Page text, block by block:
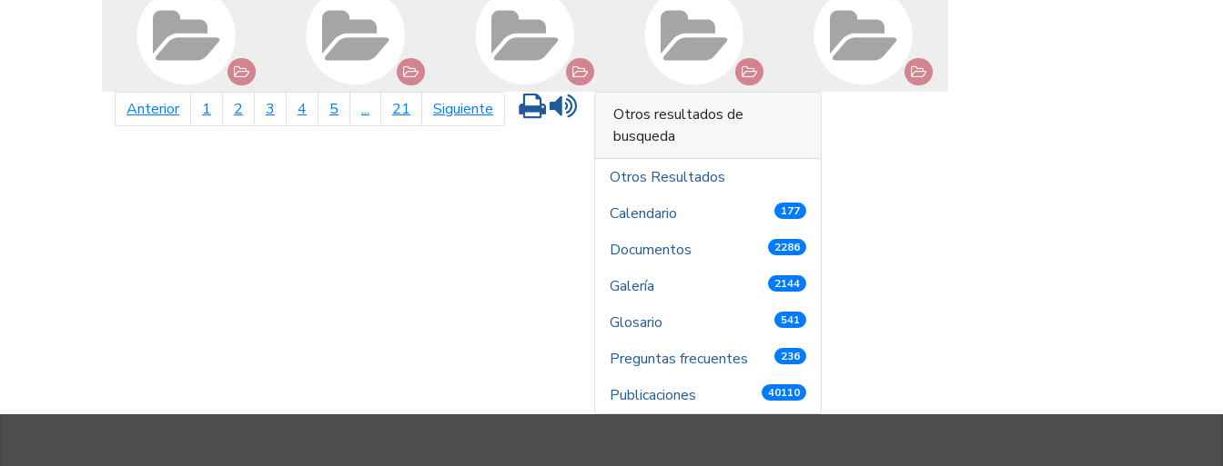
Anteriorpágina anterior
1 2 3 4 5 ... 21 Siguiente página siguiente
Imprimir
Otros resultados de
busqueda
Otros Resultados
Calendario
177
Documentos 2286
Galería 2144
Glosario 541
Preguntas frecuentes 236
Publicaciones 40110